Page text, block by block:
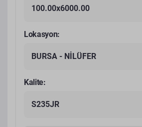
100.00x6000.00
Lokasyon:
BURSA - NİLÜFER
Kalite:
S235JR